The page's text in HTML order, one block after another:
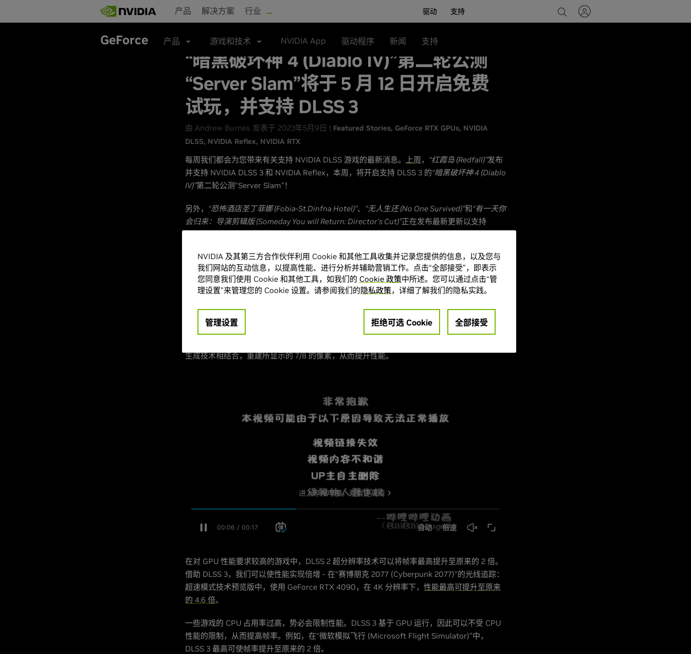
main
产品 解决方案 行业 … 驱动 支持
GeForce 产品 游戏和技术 NVIDIA App 驱动程序 新闻 支持
“暗黑破坏神 4 (Diablo IV)”第二轮公测
“Server Slam”将于 5 月 12 日开启免费
试玩，并支持 DLSS 3
由 Andrew Burnes 发表于 2023年5月9日 | Featured Stories GeForce RTX GPUs NVIDIA
DLSS NVIDIA Reflex NVIDIA RTX
每周我们都会为您带来有关支持 NVIDIA DLSS 游戏的最新消息。 上周， “红霞岛 (Redfall)”发布
并支持 NVIDIA DLSS 3 和 NVIDIA Reflex，本周，将开启支持 DLSS 3 的“暗黑破坏神 4 (Diablo
IV)”第二轮公测“Server Slam”！
另外， “恐怖酒店圣丁菲娜 (Fobia-St.Dinfna Hotel)”、 “无人生还 (No One Survived)”和“有一天你
会归来：导演剪辑版 (Someday You will Return: Director's Cut)”正在发布最新更新以支持
继续阅读以了解详情。
NVIDIA DLSS 3 可使帧率倍增
DLSS 3 由 NVIDIA Ada Lovelace 架构中新增的硬件功能提供助力，可生成全新的高质量帧，
而不仅仅是生成部分像素。
生成技术相结合，重建所显示的 7/8 的像素，从而提升性能。
在对 GPU 性能要求较高的游戏中，DLSS 2 超分辨率技术可以将帧率最高提升至原来的 2 倍。
借助 DLSS 3，我们可以使性能实现倍增 - 在“赛博朋克 2077 (Cyberpunk 2077)”的光线追踪：
超速模式技术预览版中，使用 GeForce RTX 4090，在 4K 分辨率下， 性能最高可提升至原来
的 4.6 倍。
一些游戏的 CPU 占用率过高，势必会限制性能。DLSS 3 基于 GPU 运行，因此可以不受 CPU
性能的限制，从而提高帧率。例如，在“微软模拟飞行 (Microsoft Flight Simulator)”中，
DLSS 3 最高可使帧率提升至原来的 2 倍。
NVIDIA 及其第三方合作伙伴利用 Cookie 和其他工具收集并记录您提供的信息，以及您与
我们网站的互动信息，以提高性能、进行分析并辅助营销工作。点击“全部接受”，即表示
您同意我们使用 Cookie 和其他工具，如我们的 Cookie 政策中所述。您可以通过点击“管
理设置”来管理您的 Cookie 设置。请参阅我们的隐私政策，详细了解我们的隐私实践。
管理设置 拒绝可选 Cookie 全部接受